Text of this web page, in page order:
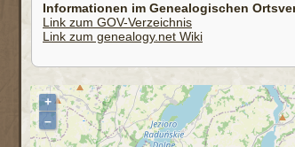
Informationen im Genealogischen
Link zum GOV-Verzeichnis
Link zum genealogy.net Wiki
+
–